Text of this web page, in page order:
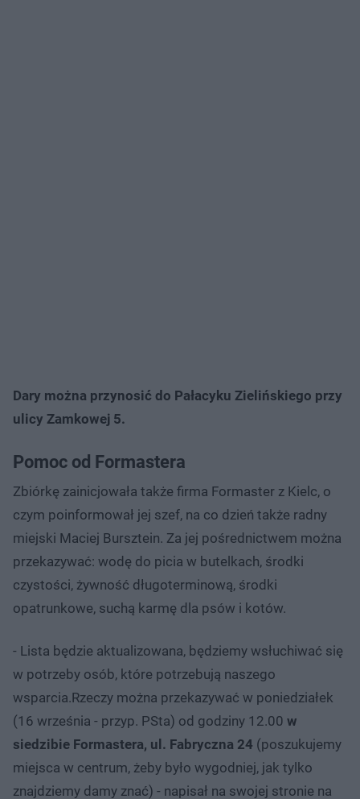
Dary można przynosić do Pałacyku Zielińskiego przy
ulicy Zamkowej 5.
Pomoc od Formastera
Zbiórkę zainicjowała także firma Formaster z Kielc, o
czym poinformował jej szef, na co dzień także radny
miejski Maciej Bursztein. Za jej pośrednictwem można
przekazywać: wodę do picia w butelkach, środki
czystości, żywność długoterminową, środki
opatrunkowe, suchą karmę dla psów i kotów.
- Lista będzie aktualizowana, będziemy wsłuchiwać się
w potrzeby osób, które potrzebują naszego
wsparcia.Rzeczy można przekazywać w poniedziałek
(16 września - przyp. PSta) od godziny 12.00 w
siedzibie Formastera, ul. Fabryczna 24 (poszukujemy
miejsca w centrum, żeby było wygodniej, jak tylko
znajdziemy damy znać) - napisał na swojej stronie na